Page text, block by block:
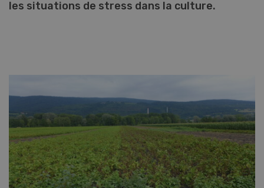
les situations de stress dans la culture.